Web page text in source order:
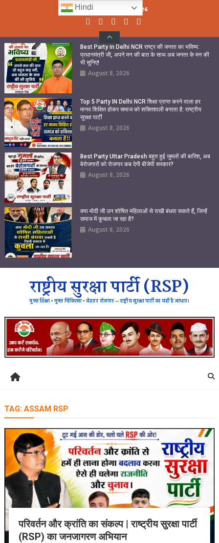
Sunday, August 09, 2026
Best Party in Delhi NCR राष्ट्र की जनता का भविष्य:
प्रधानमंत्री जी, अपने मन की बात के साथ अब जनता के मन की
भी सुनिए!
August 8, 2026
Top 5 Party IN Delhi NCR शिक्षा प्राप्त करने वाला हर
मानव शिक्षित होकर समाज को शक्तिशाली बनाता है: राष्ट्रीय
सुरक्षा पार्टी
August 8, 2026
Best Party Uttar Pradesh बहुत हुई जुमलों की बारिश, अब
बेरोजगारों को रोजगार कब देगी बीजेपी सरकार?
August 8, 2026
क्या मोदी जी उन शोषित महिलाओं से राखी बंधवा सकते हैं, जिन्हें
समाज में कुचला जा रहा है?
August 8, 2026
राष्ट्रीय सुरक्षा पार्टी (RSP)
मुफ्त शिक्षा • मुफ्त चिकित्सा • बेहतर रोजगार — राष्ट्रीय सुरक्षा पार्टी का यही है आधार।
TAG: ASSAM RSP
परिवर्तन और क्रांति का संकल्प | राष्ट्रीय सुरक्षा पार्टी
(RSP) का जनजागरण अभियान
Hindi